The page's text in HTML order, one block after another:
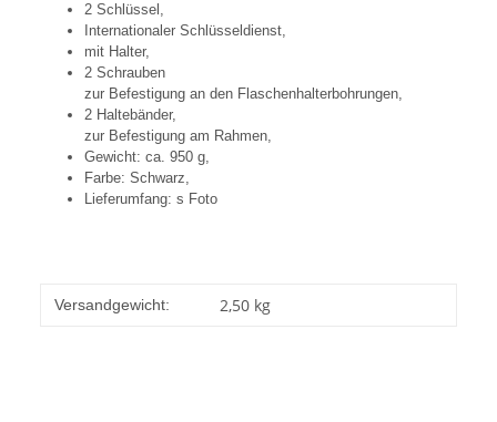
2 Schlüssel,
Internationaler Schlüsseldienst,
mit Halter,
2 Schrauben
zur Befestigung an den Flaschenhalterbohrungen,
2 Haltebänder,
zur Befestigung am Rahmen,
Gewicht: ca. 950 g,
Farbe: Schwarz,
Lieferumfang: s Foto
Versandgewicht: 2,50 kg